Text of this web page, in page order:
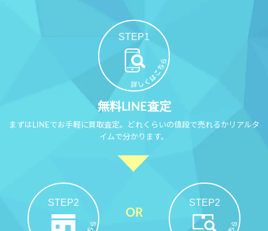
STEP1
無料LINE査定
まずはLINEでお手軽に買取査定。どれくらいの値段で売れるかリアルタ
イムで分かります。
STEP2 STEP2